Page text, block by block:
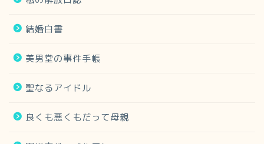
結婚白書
美男堂の事件手帳
聖なるアイドル
良くも悪くもだって母親